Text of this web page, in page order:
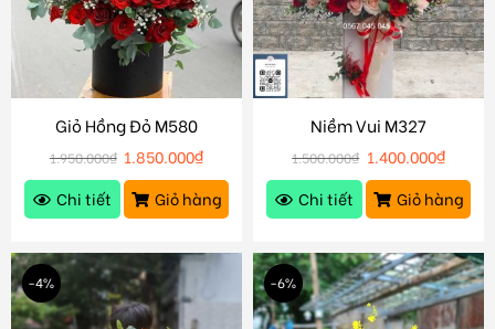
Giỏ Hồng Đỏ M580
1.950.000₫ 1.850.000₫
Chi tiết
Giỏ hàng
Niềm Vui M327
1.500.000₫ 1.400.000₫
Chi tiết
Giỏ hàng
-4% -6%